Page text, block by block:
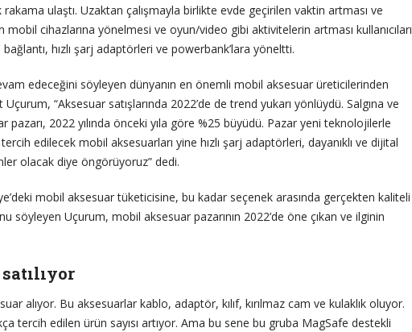
ulaştı. Uzaktan çalışmayla birlikte evde geçirilen vaktin artması ve
mobil cihazlarına yönelmesi ve oyun/video gibi aktivitelerin artması kullanıcıları
hızlı şarj adaptörleri ve powerbank’lara yöneltti.
edeceğini söyleyen dünyanın en önemli mobil aksesuar üreticilerinden
“Aksesuar satışlarında 2022’de de trend yukarı yönlüydü. Salgına ve
2022 yılında önceki yıla göre %25 büyüdü. Pazar yeni teknolojilerle
edilecek mobil aksesuarları yine hızlı şarj adaptörleri, dayanıklı ve dijital
olacak diye öngörüyoruz” dedi.
mobil aksesuar tüketicisine, bu kadar seçenek arasında gerçekten kaliteli
söyleyen Uçurum, mobil aksesuar pazarının 2022’de öne çıkan ve ilginin
alıyor. Bu aksesuarlar kablo, adaptör, kılıf, kırılmaz cam ve kulaklık oluyor.
tercih edilen ürün sayısı artıyor. Ama bu sene bu gruba MagSafe destekli